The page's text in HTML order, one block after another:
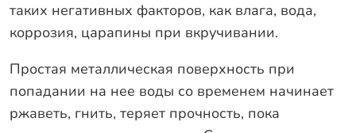
таких негативных факторов, как влага, вода,
коррозия, царапины при вкручивании.
Простая металлическая поверхность при
попадании на нее воды со временем начинает
ржаветь, гнить, теряет прочность, пока